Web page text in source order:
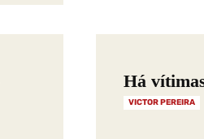
Há
VICTOR PEREIRA